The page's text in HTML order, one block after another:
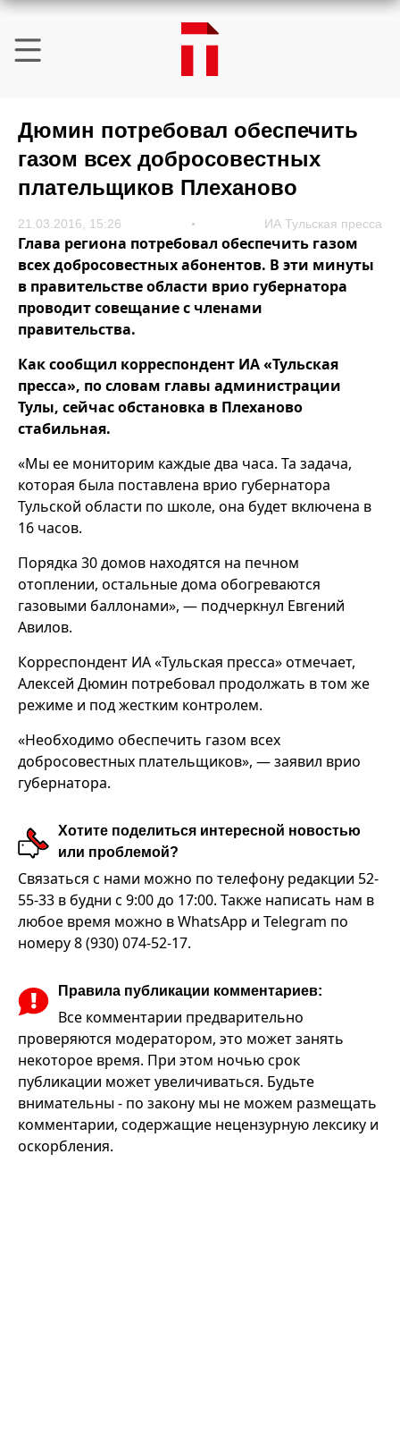
Дюмин потребовал обеспечить
газом всех добросовестных
плательщиков Плеханово
21.03.2016, 15:26 ИА Тульская пресса
Глава региона потребовал обеспечить газом
всех добросовестных абонентов. В эти минуты
в правительстве области врио губернатора
проводит совещание с членами
правительства.
Как сообщил корреспондент ИА «Тульская
пресса», по словам главы администрации
Тулы, сейчас обстановка в Плеханово
стабильная.
«Мы ее мониторим каждые два часа. Та задача,
которая была поставлена врио губернатора
Тульской области по школе, она будет включена в
16 часов.
Порядка 30 домов находятся на печном
отоплении, остальные дома обогреваются
газовыми баллонами», — подчеркнул Евгений
Авилов.
Корреспондент ИА «Тульская пресса» отмечает,
Алексей Дюмин потребовал продолжать в том же
режиме и под жестким контролем.
«Необходимо обеспечить газом всех
добросовестных плательщиков», — заявил врио
губернатора.
Хотите поделиться интересной новостью
или проблемой?
Связаться с нами можно по телефону редакции 52-
55-33 в будни с 9:00 до 17:00. Также написать нам в
любое время можно в WhatsApp и Telegram по
номеру 8 (930) 074-52-17.
Правила публикации комментариев:
Все комментарии предварительно
проверяются модератором, это может занять
некоторое время. При этом ночью срок
публикации может увеличиваться. Будьте
внимательны - по закону мы не можем размещать
комментарии, содержащие нецензурную лексику и
оскорбления.